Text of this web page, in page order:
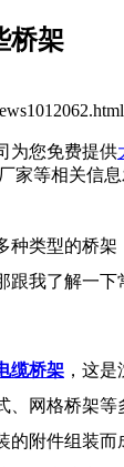
桥架
为您免费提供
家等相关信息
种类型的桥架
跟我了解一
缆桥架 ，这
、网格桥架等
的附件组装而